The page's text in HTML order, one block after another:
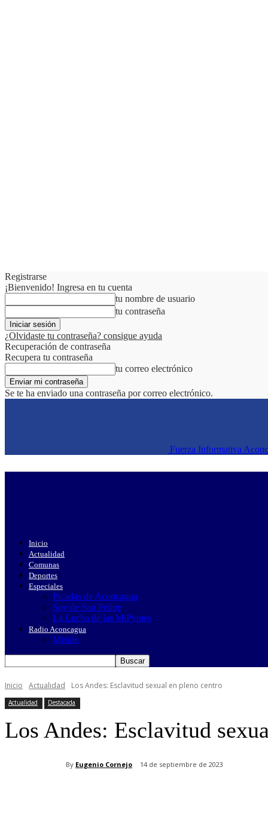
Registrarse
¡Bienvenido! Ingresa en tu cuenta
tu nombre de usuario
tu contraseña
¿Olvidaste tu contraseña? consigue ayuda
Recuperación de contraseña
Recupera tu contraseña
tu correo electrónico
Se te ha enviado una contraseña por correo electrónico.
Fuerza Informativa
Inicio
Actualidad
Comunas
Deportes
Especiales
Picadas de Aconcagua
Soy de San Felipe
La Lucha de las MiPymes
Radio Aconcagua
Misión
Inicio Actualidad Los Andes: Esclavitud sexual en pleno centro
Actualidad Destacada
Los Andes: Esclavitud
By Eugenio Cornejo 14 de septiembre de 2023